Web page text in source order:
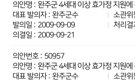
완주군 4세대 이상 효가정 지원에
완주군수
2009-09-09
2009-09-21
50957
완주군 4세대 이상 효가정 지원에
완주군수